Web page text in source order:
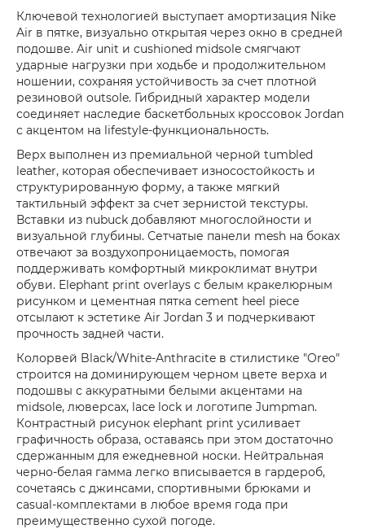
Ключевой технологией выступает амортизация Nike
Air в пятке, визуально открытая через окно в средней
подошве. Air unit и cushioned midsole смягчают
ударные нагрузки при ходьбе и продолжительном
ношении, сохраняя устойчивость за счет плотной
резиновой outsole. Гибридный характер модели
соединяет наследие баскетбольных кроссовок Jordan
с акцентом на lifestyle-функциональность.
Верх выполнен из премиальной черной tumbled
leather, которая обеспечивает износостойкость и
структурированную форму, а также мягкий
тактильный эффект за счет зернистой текстуры.
Вставки из nubuck добавляют многослойности и
визуальной глубины. Сетчатые панели mesh на боках
отвечают за воздухопроницаемость, помогая
поддерживать комфортный микроклимат внутри
обуви. Elephant print overlays с белым кракелюрным
рисунком и цементная пятка cement heel piece
отсылают к эстетике Air Jordan 3 и подчеркивают
прочность задней части.
Колорвей Black/White-Anthracite в стилистике "Oreo"
строится на доминирующем черном цвете верха и
подошвы с аккуратными белыми акцентами на
midsole, люверсах, lace lock и логотипе Jumpman.
Контрастный рисунок elephant print усиливает
графичность образа, оставаясь при этом достаточно
сдержанным для ежедневной носки. Нейтральная
черно-белая гамма легко вписывается в гардероб,
сочетаясь с джинсами, спортивными брюками и
casual-комплектами в любое время года при
преимущественно сухой погоде.